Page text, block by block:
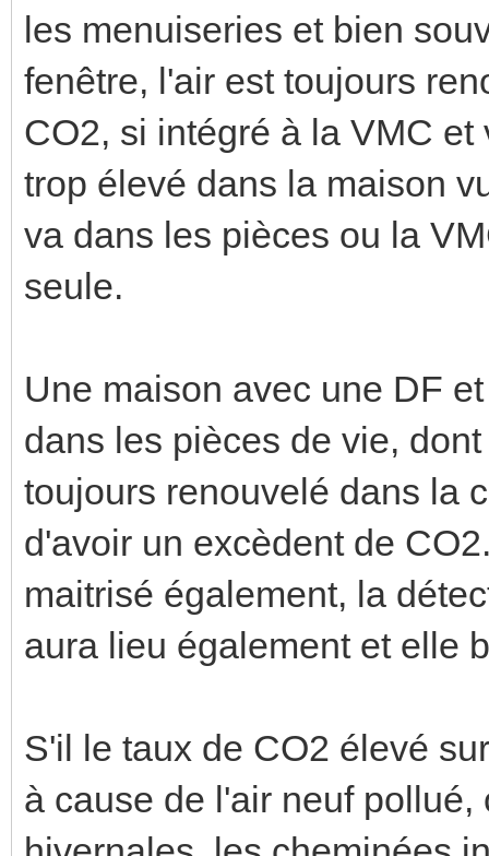
les menuiseries et bien
fenêtre, l'air est toujours
CO2, si intégré à la VMC
trop élevé dans la maison
va dans les pièces ou la
seule.
Une maison avec une DF
dans les pièces de vie,
toujours renouvelé dans la
d'avoir un excèdent de
maitrisé également, la
aura lieu également et elle
S'il le taux de CO2 élevé
à cause de l'air neuf